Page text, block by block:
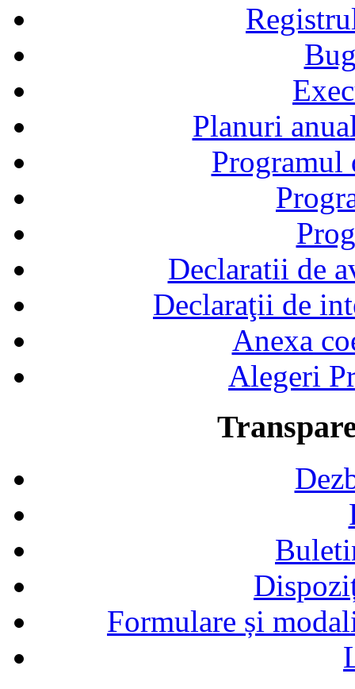
Planuri
Declaratii de
Declaraţii de
Anexa
Alegeri
Formulare și